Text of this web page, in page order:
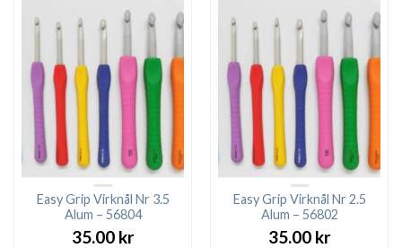
Easy Grip Virknål Nr 3.5
Alum – 56804
35.00 kr
Easy Grip Virknål Nr 2.5
Alum – 56802
35.00 kr